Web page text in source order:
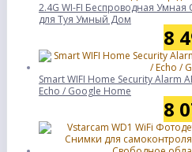
2.4G WI-FI Беспроводная
для Туя Умный Дом
8
Smart WIFI Home Security Alarm
Echo / Google Home
8